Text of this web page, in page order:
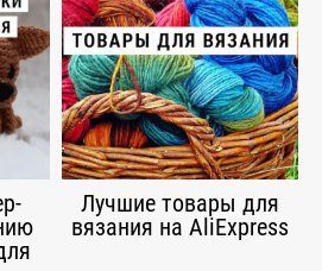
Лучшие товары для
вязания на AliExpress